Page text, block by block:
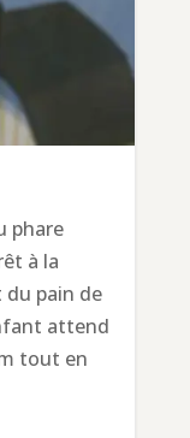
phare
à la
du pain de
attend
tout en